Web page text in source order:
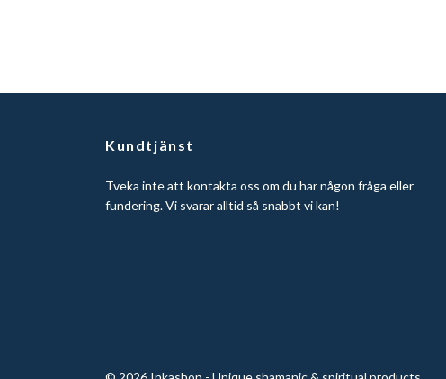
Kundtjänst
Tveka inte att kontakta oss om du har någon fråga eller
fundering. Vi svarar alltid så snabbt vi kan!